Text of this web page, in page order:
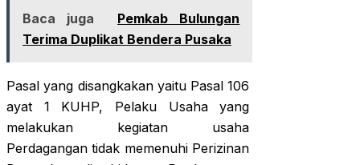
Baca juga
Pemkab Bulungan
Terima Duplikat Bendera Pusaka
Pasal yang disangkakan yaitu Pasal 106
ayat 1 KUHP, Pelaku Usaha yang
melakukan kegiatan usaha
Perdagangan tidak memenuhi Perizinan